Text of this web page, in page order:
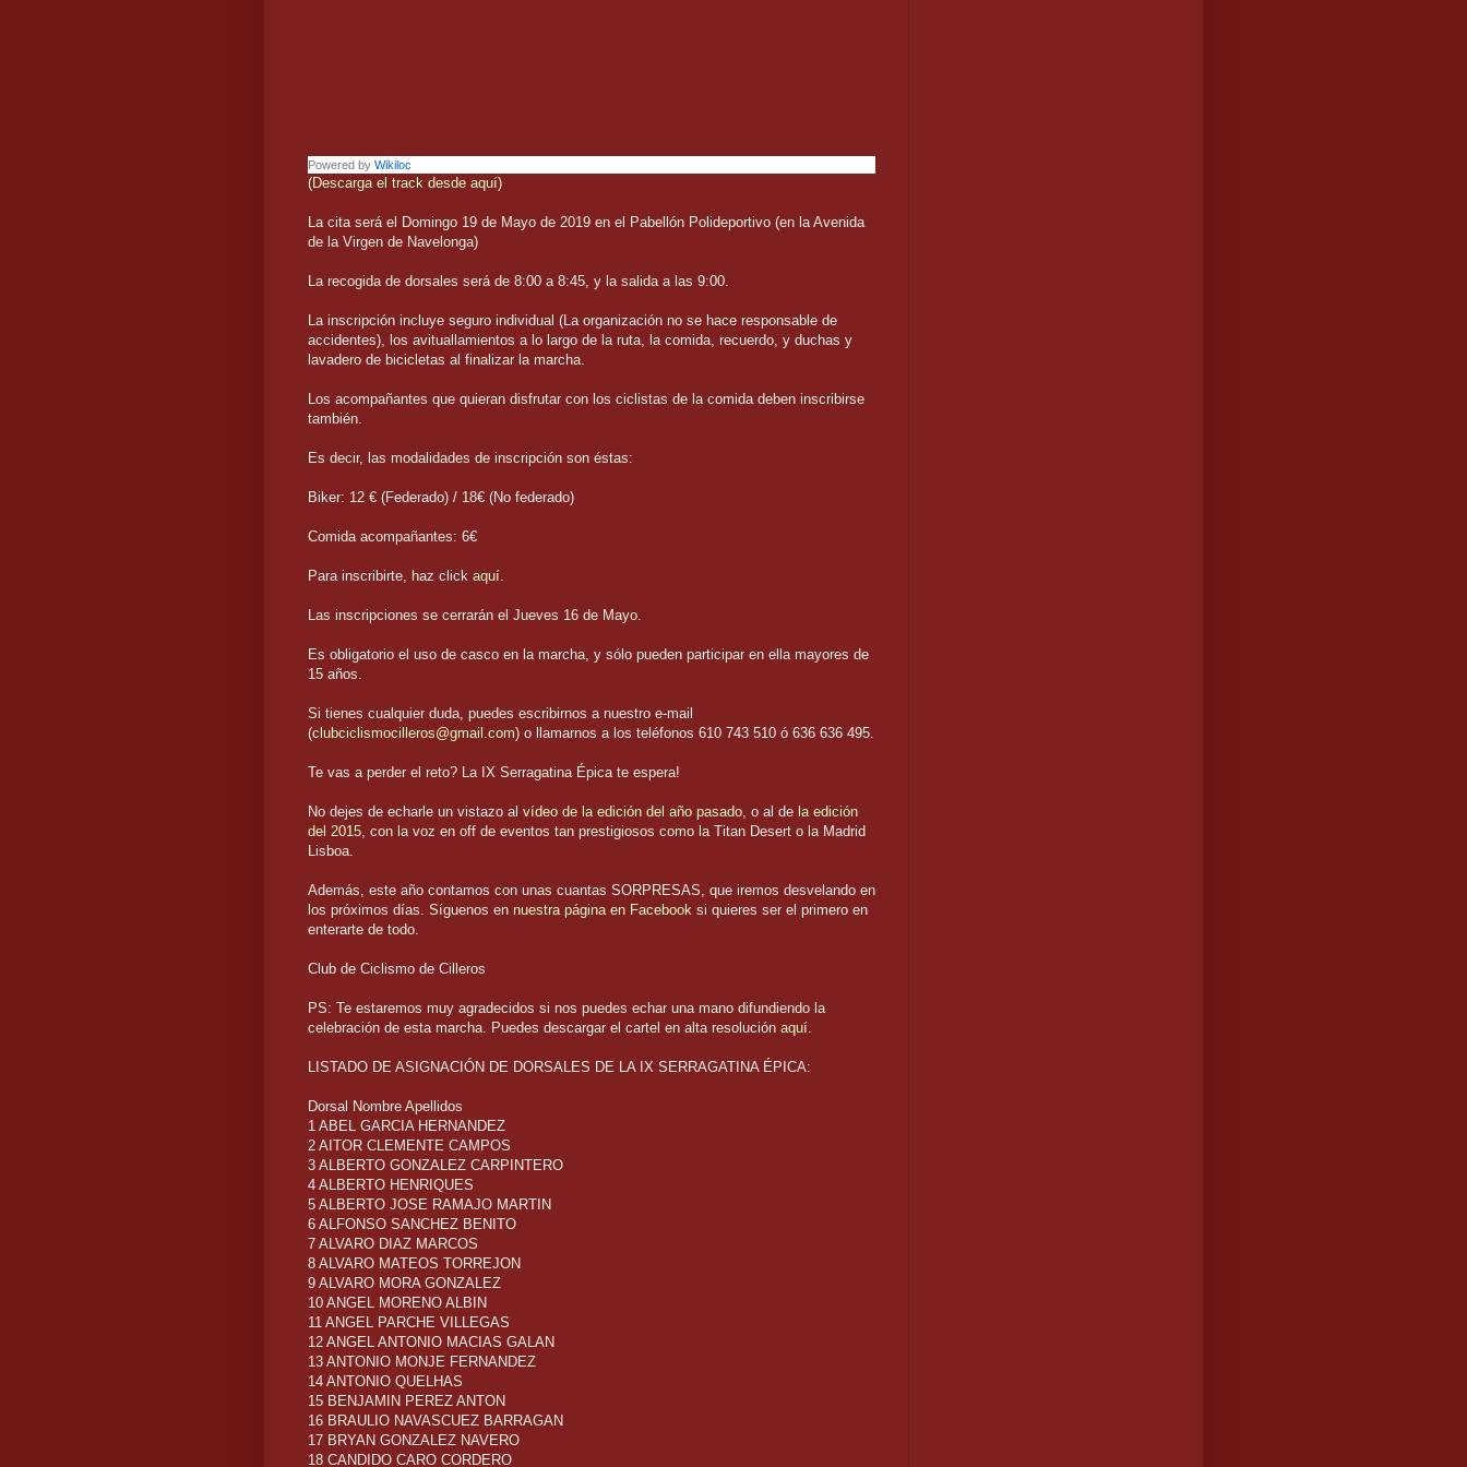
Powered by Wikiloc
(Descarga el track desde aquí)
La cita será el Domingo 19 de Mayo de 2019 en el Pabellón Polideportivo (en la Avenida
de la Virgen de Navelonga)
La recogida de dorsales será de 8:00 a 8:45, y la salida a las 9:00.
La inscripción incluye seguro individual (La organización no se hace responsable de
accidentes), los avituallamientos a lo largo de la ruta, la comida, recuerdo, y duchas y
lavadero de bicicletas al finalizar la marcha.
Los acompañantes que quieran disfrutar con los ciclistas de la comida deben inscribirse
también.
Es decir, las modalidades de inscripción son éstas:
Biker: 12 € (Federado) / 18€ (No federado)
Comida acompañantes: 6€
Para inscribirte, haz click aquí
Las inscripciones se cerrarán el Jueves 16 de Mayo.
Es obligatorio el uso de casco en la marcha, y sólo pueden participar en ella mayores de
15 años.
Si tienes cualquier duda, puedes escribirnos a nuestro e-mail
(clubciclismocilleros@gmail.com) o llamarnos a los teléfonos 610 743 510 ó 636 636 495.
Te vas a perder el reto? La IX Serragatina Épica te espera!
No dejes de echarle un vistazo al vídeo de la edición del año pasado , o al de la edición
del 2015 , con la voz en off de eventos tan prestigiosos como la Titan Desert o la Madrid
Lisboa.
Además, este año contamos con unas cuantas SORPRESAS, que iremos desvelando en
los próximos días. Síguenos en nuestra página en Facebook si quieres ser el primero en
enterarte de todo.
Club de Ciclismo de Cilleros
PS: Te estaremos muy agradecidos si nos puedes echar una mano difundiendo la
celebración de esta marcha. Puedes descargar el cartel en alta resolución aquí
LISTADO DE ASIGNACIÓN DE DORSALES DE LA IX SERRAGATINA ÉPICA:
Dorsal Nombre Apellidos
1 ABEL GARCIA HERNANDEZ
2 AITOR CLEMENTE CAMPOS
3 ALBERTO GONZALEZ CARPINTERO
4 ALBERTO HENRIQUES
5 ALBERTO JOSE RAMAJO MARTIN
6 ALFONSO SANCHEZ BENITO
7 ALVARO DIAZ MARCOS
8 ALVARO MATEOS TORREJON
9 ALVARO MORA GONZALEZ
10 ANGEL MORENO ALBIN
11 ANGEL PARCHE VILLEGAS
12 ANGEL ANTONIO MACIAS GALAN
13 ANTONIO MONJE FERNANDEZ
14 ANTONIO QUELHAS
15 BENJAMIN PEREZ ANTON
16 BRAULIO NAVASCUEZ BARRAGAN
17 BRYAN GONZALEZ NAVERO
18 CANDIDO CARO CORDERO